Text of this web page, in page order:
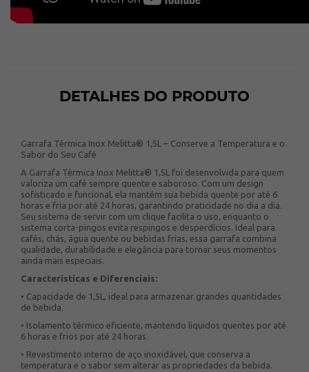
DETALHES DO PRODUTO
Garrafa Térmica Inox Melitta® 1,5L – Conserve a Temperatura e o
Sabor do Seu Café
A Garrafa Térmica Inox Melitta® 1,5L foi desenvolvida para quem
valoriza um café sempre quente e saboroso. Com um design
sofisticado e funcional, ela mantém sua bebida quente por até 6
horas e fria por até 24 horas, garantindo praticidade no dia a dia.
Seu sistema de servir com um clique facilita o uso, enquanto o
sistema corta-pingos evita respingos e desperdícios. Ideal para
cafés, chás, água quente ou bebidas frias, essa garrafa combina
qualidade, durabilidade e elegância para tornar seus momentos
ainda mais especiais.
Características e Diferenciais:
• Capacidade de 1,5L, ideal para armazenar grandes quantidades
de bebida.
• Isolamento térmico eficiente, mantendo líquidos quentes por até
6 horas e frios por até 24 horas.
• Revestimento interno de aço inoxidável, que conserva a
temperatura e o sabor sem alterar as propriedades da bebida.